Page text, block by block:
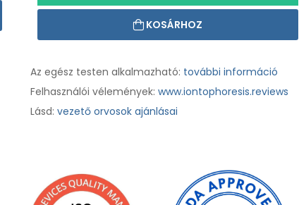
KOSÁRHOZ
Az egész testen alkalmazható: további információ
Felhasználói vélemények: www.iontophoresis.reviews
Lásd: vezető orvosok ajánlásai